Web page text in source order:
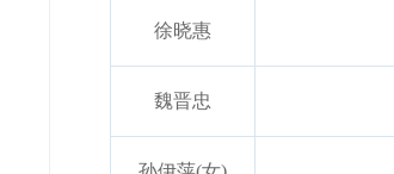
徐晓惠
魏晋忠